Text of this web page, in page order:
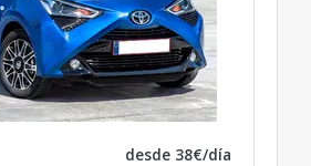
desde 38€/día